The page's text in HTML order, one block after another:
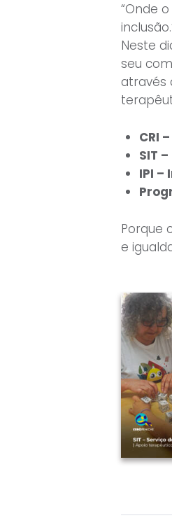
“Onde
Neste
seu
através
CRI
SIT
IPI –
Porque
e